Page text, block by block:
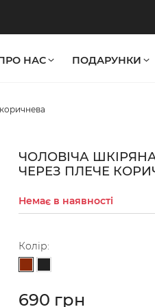
НАС ПОДАРУНКИ
ЧОЛОВІЧА
ЧЕРЕЗ ПЛЕЧЕ
Немає в наявності
Колір:
690 грн